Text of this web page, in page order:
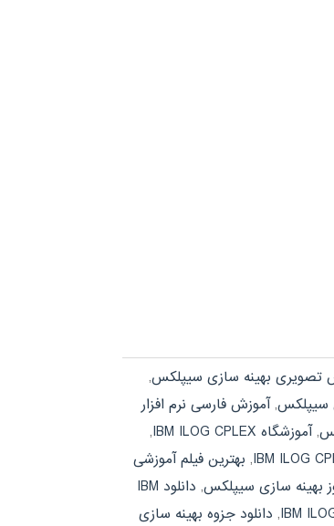
تصویری بهینه سازی سیپلکس,
سیپلکس,آموزش فارسی نرم افزار
,آموزشگاه IBM ILOG CPLEX
,
, بهترین فیلم آموزشی
بهینه سازی سیپلکس,
دانلود IBM
, دانلود جزوه بهینه سازی